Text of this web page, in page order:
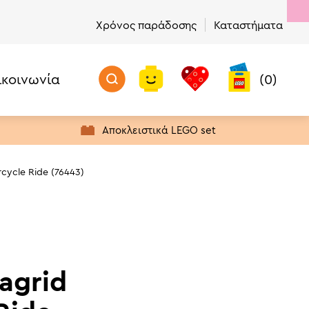
Χρόνος παράδοσης Καταστήματα
Μην Χάσετε!
Προϊόντα με Απόθεμα
Πρώτα σε Πωλήσεις
(0)
Αποκλειστικά LEGO set
Ride (76443)
Προσθήκη στο καλάθι